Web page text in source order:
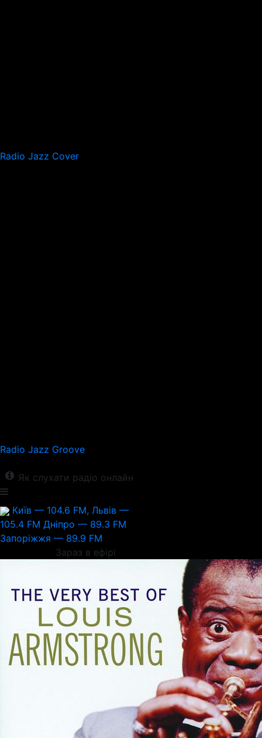
Radio Jazz Cover
Radio Jazz Groove
Як слухати радіо онлайн
Київ — 104.6 FM, Львів —
105.4 FM Дніпро — 89.3 FM
Запоріжжя — 89.9 FM
Зараз в ефірі